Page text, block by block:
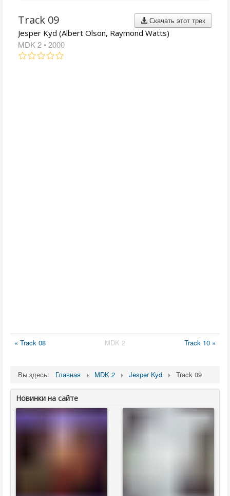
Скачать этот трек
Track 09
Jesper Kyd (Albert Olson, Raymond Watts)
MDK 2 • 2000
« Track 08 MDK 2 Track 10 »
Вы здесь: Главная MDK 2 Jesper Kyd Track 09
Новинки на сайте